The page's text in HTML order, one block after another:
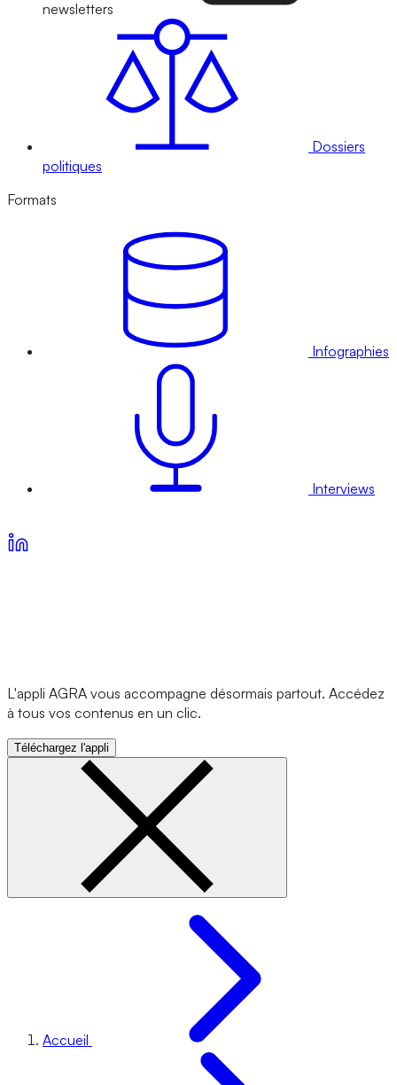
newsletters
Dossiers
politiques
Formats
Infographies
Interviews
L'appli AGRA vous accompagne désormais partout. Accédez
à tous vos contenus en un clic.
Téléchargez l'appli
Accueil